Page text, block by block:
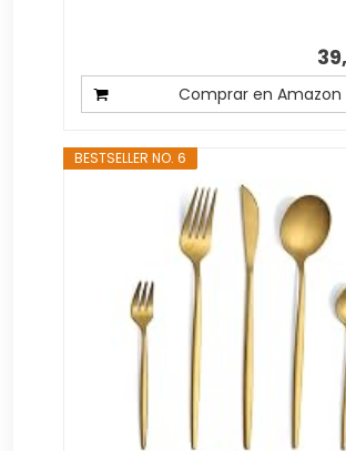
Comprar en Amazon
BESTSELLER NO. 6